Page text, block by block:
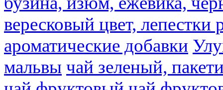
вересковый цвет, лепестки
ароматические добавки
мальвы чай зеленый,